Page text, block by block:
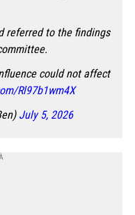
referred to the findings
could not affect
Rl97b1wm4X
July 5, 2026